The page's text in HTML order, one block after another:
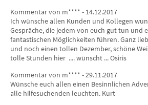
Kommentar von m**** - 14.12.2017
Ich wünsche allen Kunden und Kollegen
Gespräche, die jedem von euch gut tun und
fantastischen Möglichkeiten führen. Ganz
und noch einen tollen Dezember, schöne
tolle Stunden hier .... wünscht ... Osiris
Kommentar von m**** - 29.11.2017
Wünsche euch allen einen Besinnlichen
alle hilfesuchenden leuchten. Kurt